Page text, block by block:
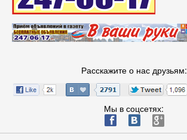
Расскажите о нас друзьям:
Мы в соцсетях:
ä æ è